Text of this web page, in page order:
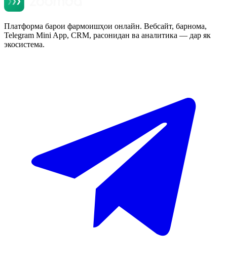
Платформа барои фармоишҳои онлайн. Вебсайт, барнома,
Telegram Mini App, CRM, расонидан ва аналитика — дар як
экосистема.